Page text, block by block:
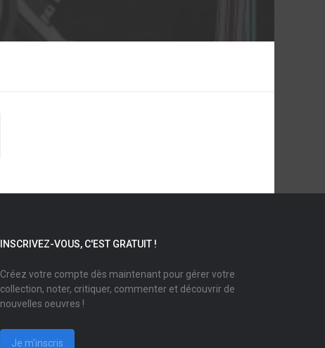
INSCRIVEZ-VOUS, C'EST GRATUIT !
Créez votre compte dès maintenant pour gérer votre
collection, noter, critiquer, commenter et découvrir de
nouvelles oeuvres !
Je m'inscris